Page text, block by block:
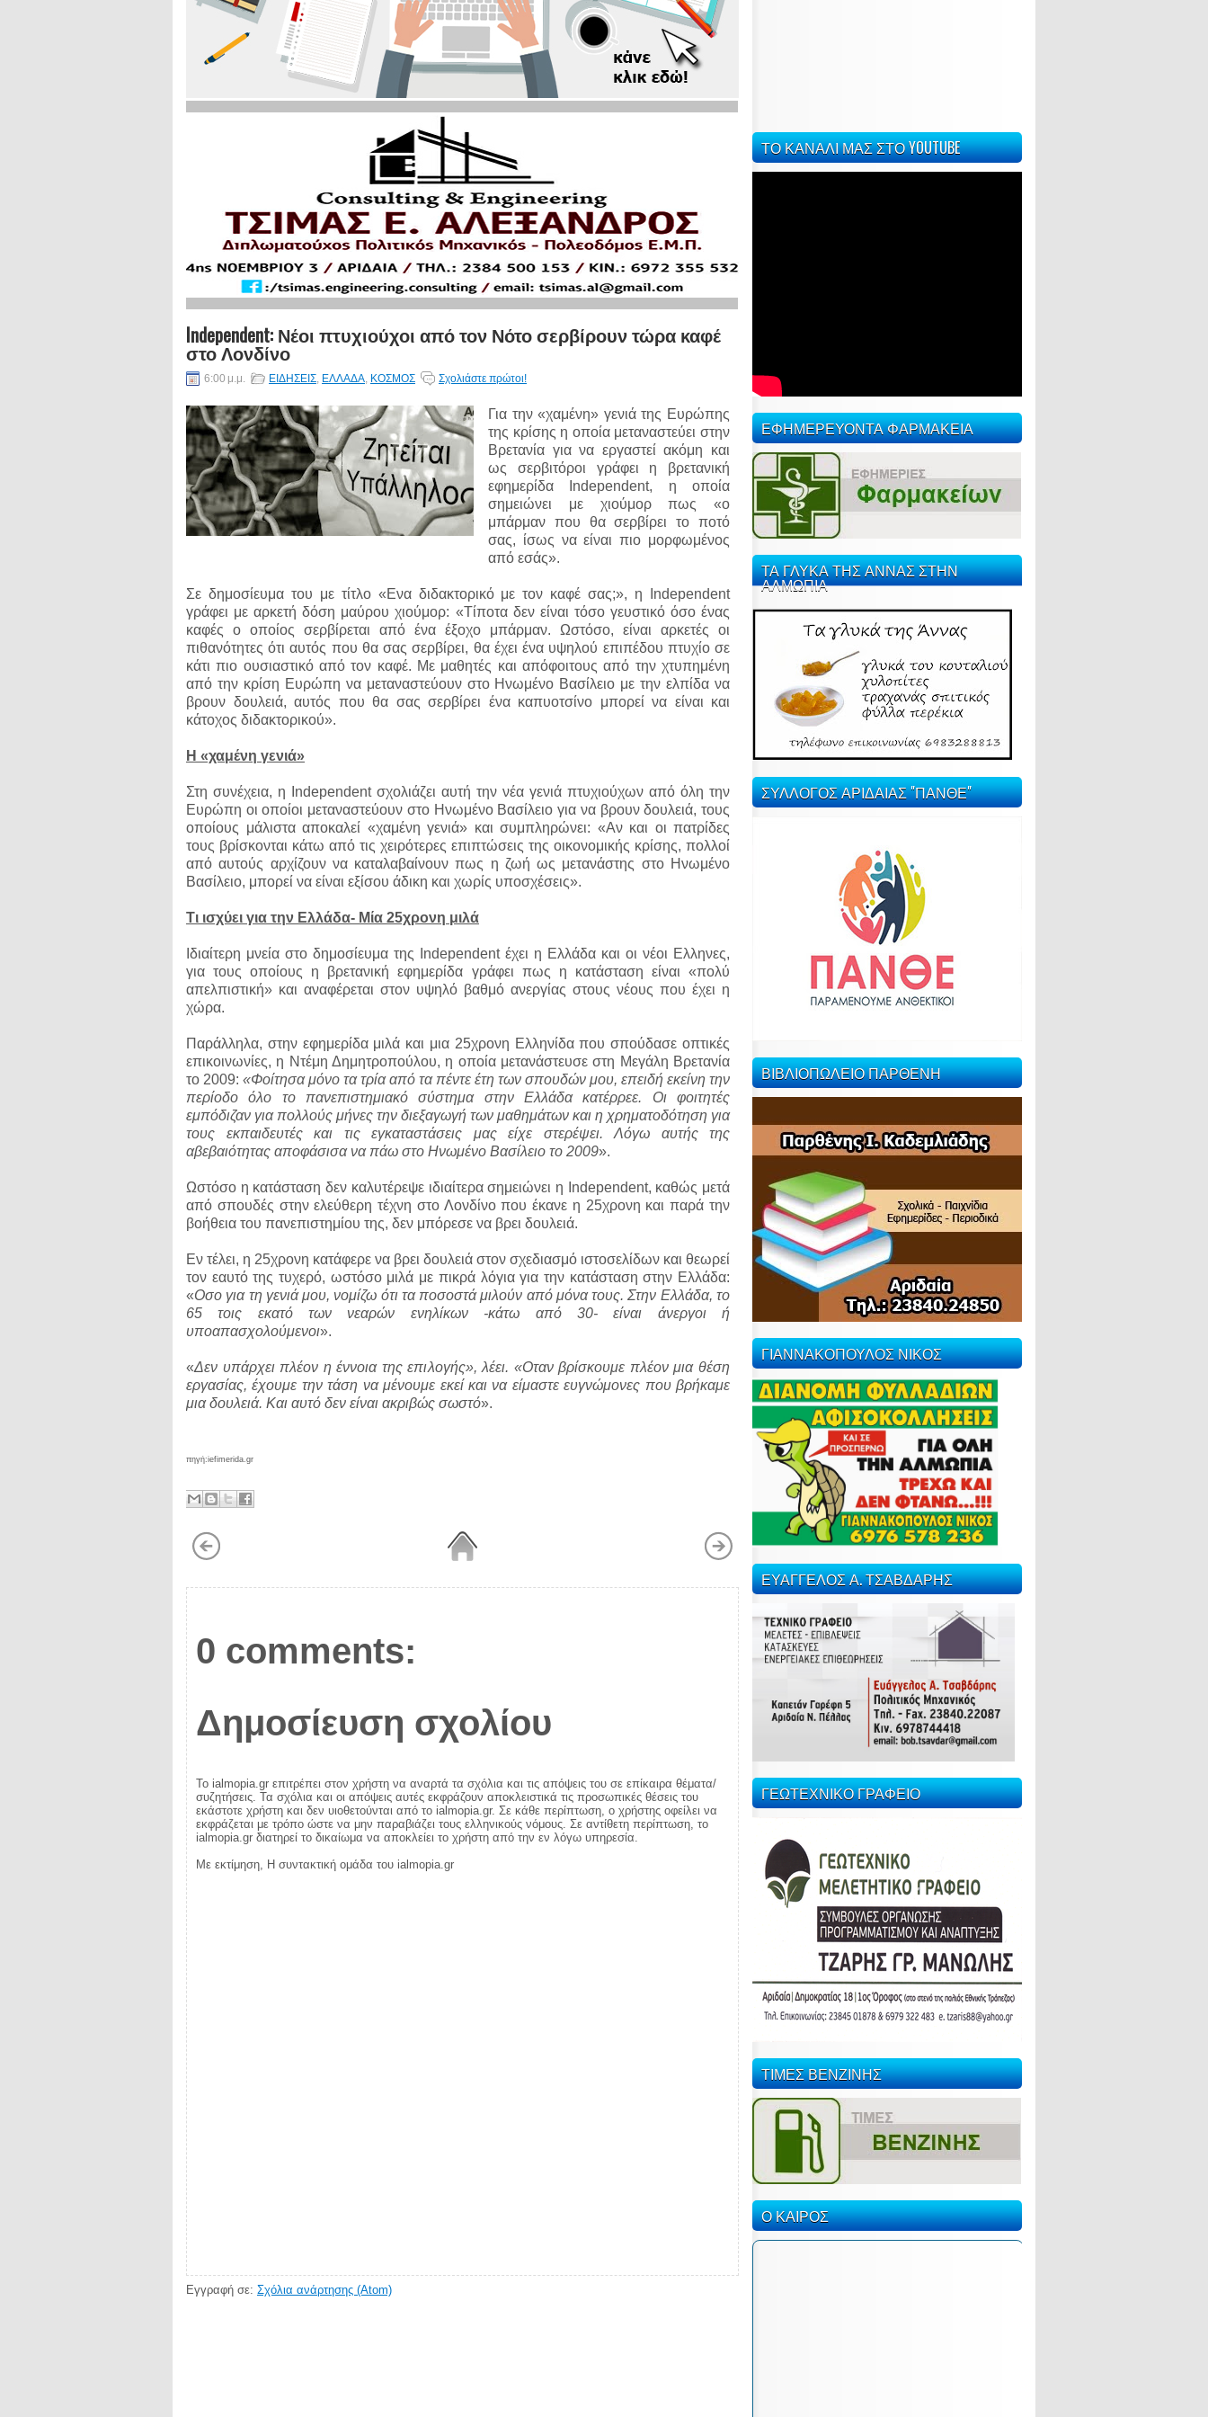
Independent: Νέοι πτυχιούχοι από τον Νότο σερβίρουν τώρα καφέ
στο Λονδίνο
6:00 μ.μ. ΕΙΔΗΣΕΙΣ, ΕΛΛΑΔΑ, ΚΟΣΜΟΣ Σχολιάστε πρώτοι!
Για την «χαμένη» γενιά της Ευρώπης
της κρίσης η οποία μεταναστεύει στην
Βρετανία για να εργαστεί ακόμη και
ως σερβιτόροι γράφει η βρετανική
εφημερίδα Independent, η οποία
σημειώνει με χιούμορ πως «ο
μπάρμαν που θα σερβίρει το ποτό
σας, ίσως να είναι πιο μορφωμένος
από εσάς».
Σε δημοσίευμα του με τίτλο «Ενα διδακτορικό με τον καφέ σας;», η Independent
γράφει με αρκετή δόση μαύρου χιούμορ: «Τίποτα δεν είναι τόσο γευστικό όσο ένας
καφές ο οποίος σερβίρεται από ένα έξοχο μπάρμαν. Ωστόσο, είναι αρκετές οι
πιθανότητες ότι αυτός που θα σας σερβίρει, θα έχει ένα υψηλού επιπέδου πτυχίο σε
κάτι πιο ουσιαστικό από τον καφέ. Με μαθητές και απόφοιτους από την χτυπημένη
από την κρίση Ευρώπη να μεταναστεύουν στο Ηνωμένο Βασίλειο με την ελπίδα να
βρουν δουλειά, αυτός που θα σας σερβίρει ένα καπυοτσίνο μπορεί να είναι και
κάτοχος διδακτορικού».
Η «χαμένη γενιά»
Στη συνέχεια, η Independent σχολιάζει αυτή την νέα γενιά πτυχιούχων από όλη την
Ευρώπη οι οποίοι μεταναστεύουν στο Ηνωμένο Βασίλειο για να βρουν δουλειά, τους
οποίους μάλιστα αποκαλεί «χαμένη γενιά» και συμπληρώνει: «Αν και οι πατρίδες
τους βρίσκονται κάτω από τις χειρότερες επιπτώσεις της οικονομικής κρίσης, πολλοί
από αυτούς αρχίζουν να καταλαβαίνουν πως η ζωή ως μετανάστης στο Ηνωμένο
Βασίλειο, μπορεί να είναι εξίσου άδικη και χωρίς υποσχέσεις».
Τι ισχύει για την Ελλάδα- Μία 25χρονη μιλά
Ιδιαίτερη μνεία στο δημοσίευμα της Independent έχει η Ελλάδα και οι νέοι Ελληνες,
για τους οποίους η βρετανική εφημερίδα γράφει πως η κατάσταση είναι «πολύ
απελπιστική» και αναφέρεται στον υψηλό βαθμό ανεργίας στους νέους που έχει η
χώρα.
Παράλληλα, στην εφημερίδα μιλά και μια 25χρονη Ελληνίδα που σπούδασε οπτικές
επικοινωνίες, η Ντέμη Δημητροπούλου, η οποία μετανάστευσε στη Μεγάλη Βρετανία
το 2009: «Φοίτησα μόνο τα τρία από τα πέντε έτη των σπουδών μου, επειδή εκείνη την
περίοδο όλο το πανεπιστημιακό σύστημα στην Ελλάδα κατέρρεε. Οι φοιτητές
εμπόδιζαν για πολλούς μήνες την διεξαγωγή των μαθημάτων και η χρηματοδότηση για
τους εκπαιδευτές και τις εγκαταστάσεις μας είχε στερέψει. Λόγω αυτής της
αβεβαιότητας αποφάσισα να πάω στο Ηνωμένο Βασίλειο το 2009».
Ωστόσο η κατάσταση δεν καλυτέρεψε ιδιαίτερα σημειώνει η Independent, καθώς μετά
από σπουδές στην ελεύθερη τέχνη στο Λονδίνο που έκανε η 25χρονη και παρά την
βοήθεια του πανεπιστημίου της, δεν μπόρεσε να βρει δουλειά.
Εν τέλει, η 25χρονη κατάφερε να βρει δουλειά στον σχεδιασμό ιστοσελίδων και θεωρεί
τον εαυτό της τυχερό, ωστόσο μιλά με πικρά λόγια για την κατάσταση στην Ελλάδα:
«Οσο για τη γενιά μου, νομίζω ότι τα ποσοστά μιλούν από μόνα τους. Στην Ελλάδα, το
65 τοις εκατό των νεαρών ενηλίκων -κάτω από 30- είναι άνεργοι ή
υποαπασχολούμενοι».
«Δεν υπάρχει πλέον η έννοια της επιλογής», λέει. «Οταν βρίσκουμε πλέον μια θέση
εργασίας, έχουμε την τάση να μένουμε εκεί και να είμαστε ευγνώμονες που βρήκαμε
μια δουλειά. Και αυτό δεν είναι ακριβώς σωστό».
πηγή:iefimerida.gr
0 comments:
Δημοσίευση σχολίου
Το ialmopia.gr επιτρέπει στον χρήστη να αναρτά τα σχόλια και τις απόψεις του σε επίκαιρα θέματα/
συζητήσεις. Τα σχόλια και οι απόψεις αυτές εκφράζουν αποκλειστικά τις προσωπικές θέσεις του
εκάστοτε χρήστη και δεν υιοθετούνται από το ialmopia.gr. Σε κάθε περίπτωση, ο χρήστης οφείλει να
εκφράζεται με τρόπο ώστε να μην παραβιάζει τους ελληνικούς νόμους. Σε αντίθετη περίπτωση, το
ialmopia.gr διατηρεί το δικαίωμα να αποκλείει το χρήστη από την εν λόγω υπηρεσία.
Με εκτίμηση, Η συντακτική ομάδα του ialmopia.gr
Εγγραφή σε: Σχόλια ανάρτησης (Atom)
ΤΟ ΚΑΝΑΛΙ ΜΑΣ ΣΤΟ YOUTUBE
ΕΦΗΜΕΡΕΥΟΝΤΑ ΦΑΡΜΑΚΕΙΑ
ΤΑ ΓΛΥΚΑ ΤΗΣ ΑΝΝΑΣ ΣΤΗΝ
ΑΛΜΩΠΙΑ
ΣΥΛΛΟΓΟΣ ΑΡΙΔΑΙΑΣ "ΠΑΝΘΕ"
ΒΙΒΛΙΟΠΩΛΕΙΟ ΠΑΡΘΕΝΗ
ΓΙΑΝΝΑΚΟΠΟΥΛΟΣ ΝΙΚΟΣ
ΕΥΑΓΓΕΛΟΣ Α. ΤΣΑΒΔΑΡΗΣ
ΓΕΩΤΕΧΝΙΚΟ ΓΡΑΦΕΙΟ
ΤΙΜΕΣ ΒΕΝΖΙΝΗΣ
Ο ΚΑΙΡΟΣ